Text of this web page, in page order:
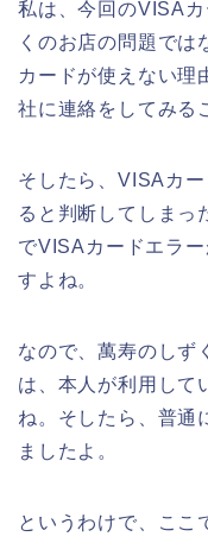
私は、今回のVISA
くのお店の問題では
カードが使えない理
社に連絡をしてみる
そしたら、VISAカ
ると判断してしまっ
でVISAカードエラ
すよね。
なので、萬寿のしず
は、本人が利用して
ね。そしたら、普通
ましたよ。
というわけで、ここ